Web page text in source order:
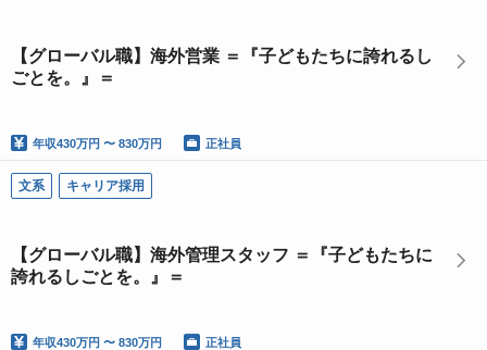
【グローバル職】海外営業 ＝『子どもたちに誇れるし
ごとを。』＝
年収430万円 〜 830万円 正社員
文系 キャリア採用
【グローバル職】海外管理スタッフ ＝『子どもたちに
誇れるしごとを。』＝
年収430万円 〜 830万円 正社員